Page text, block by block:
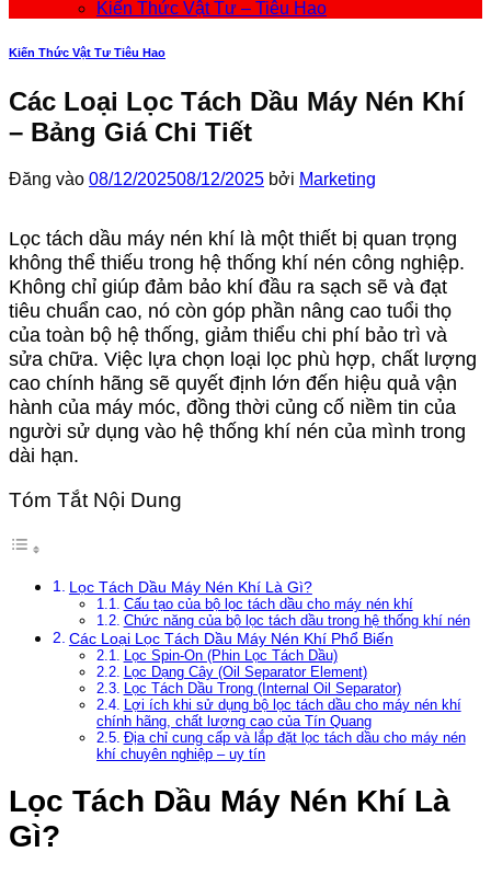
Kiến Thức Vật Tư – Tiêu Hao
Kiến Thức Vật Tư Tiêu Hao
Các Loại Lọc Tách Dầu Máy Nén Khí
– Bảng Giá Chi Tiết
Đăng vào 08/12/202508/12/2025 bởi Marketing
Lọc tách dầu máy nén khí là một thiết bị quan trọng
không thể thiếu trong hệ thống khí nén công nghiệp.
Không chỉ giúp đảm bảo khí đầu ra sạch sẽ và đạt
tiêu chuẩn cao, nó còn góp phần nâng cao tuổi thọ
của toàn bộ hệ thống, giảm thiểu chi phí bảo trì và
sửa chữa. Việc lựa chọn loại lọc phù hợp, chất lượng
cao chính hãng sẽ quyết định lớn đến hiệu quả vận
hành của máy móc, đồng thời củng cố niềm tin của
người sử dụng vào hệ thống khí nén của mình trong
dài hạn.
Tóm Tắt Nội Dung
Lọc Tách Dầu Máy Nén Khí Là Gì?
Cấu tạo của bộ lọc tách dầu cho máy nén khí
Chức năng của bộ lọc tách dầu trong hệ thống khí nén
Các Loại Lọc Tách Dầu Máy Nén Khí Phổ Biến
Lọc Spin-On (Phin Lọc Tách Dầu)
Lọc Dạng Cây (Oil Separator Element)
Lọc Tách Dầu Trong (Internal Oil Separator)
Lợi ích khi sử dụng bộ lọc tách dầu cho máy nén khí
chính hãng, chất lượng cao của Tín Quang
Địa chỉ cung cấp và lắp đặt lọc tách dầu cho máy nén
khí chuyên nghiệp – uy tín
Lọc Tách Dầu Máy Nén Khí Là
Gì?